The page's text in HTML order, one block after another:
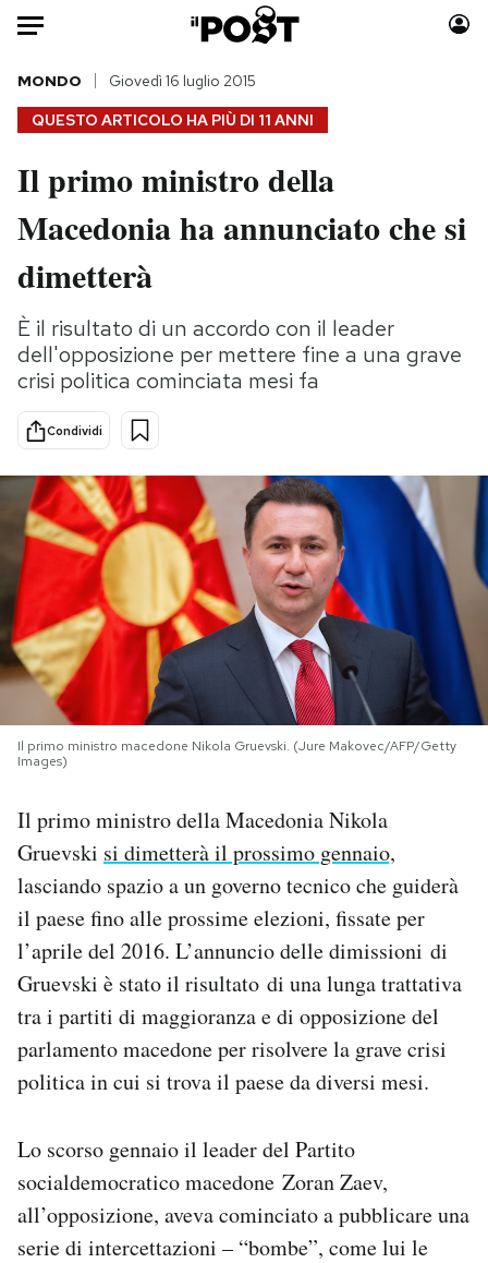
Auto
HOME
Italia
Politica
Tecnologia
Scienza
Cultura
Sport
Moda
Consumismi
Media
Europa
PODCAST
NEWSLETTER
I MIEI PREFERITI
SHOP
CALENDARIO
AREA PERSONALE
Notifiche mobile
Regala il Post
Hai bisogno di aiuto?
Esci
QUESTO ARTICOLO HA PIÙ DI 11 ANNI
MONDO Giovedì 16 luglio 2015
Il primo ministro della
Macedonia ha annunciato che si
dimetterà
È il risultato di un accordo con il leader
dell'opposizione per mettere fine a una grave
crisi politica cominciata mesi fa
Condividi
Il primo ministro macedone Nikola Gruevski. (Jure Makovec/AFP/Getty
Images)
Il primo ministro della Macedonia Nikola
Gruevski si dimetterà il prossimo gennaio,
lasciando spazio a un governo tecnico che guiderà
il paese fino alle prossime elezioni, fissate per
l’aprile del 2016. L’annuncio delle dimissioni di
Gruevski è stato il risultato di una lunga trattativa
tra i partiti di maggioranza e di opposizione del
parlamento macedone per risolvere la grave crisi
politica in cui si trova il paese da diversi mesi.
Lo scorso gennaio il leader del Partito
socialdemocratico macedone Zoran Zaev,
all’opposizione, aveva cominciato a pubblicare una
serie di intercettazioni – “bombe”, come lui le